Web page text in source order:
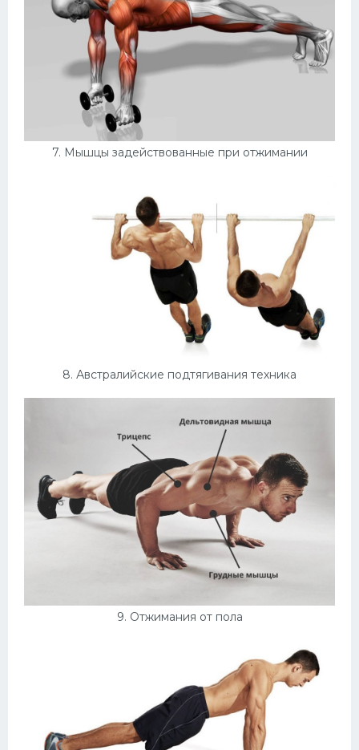
7. Мышцы задействованные при отжимании
8. Австралийские подтягивания техника
9. Отжимания от пола